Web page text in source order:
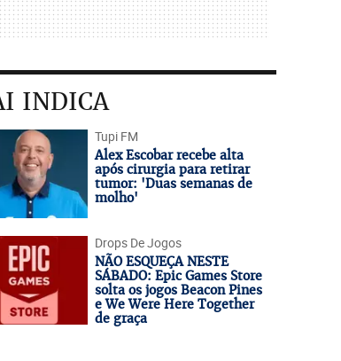
INDICA
Tupi FM
Alex Escobar recebe alta
após cirurgia para retirar
tumor: 'Duas semanas de
molho'
Drops De Jogos
NÃO ESQUEÇA NESTE
SÁBADO: Epic Games Store
solta os jogos Beacon Pines
e We Were Here Together
de graça